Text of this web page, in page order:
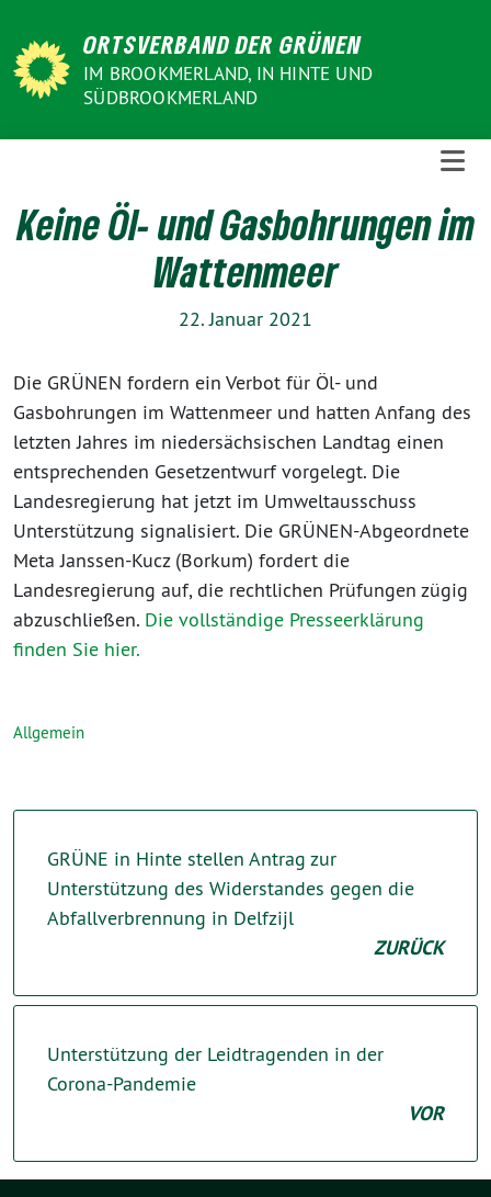
zum
Inhalt
ORTSVERBAND DER GRÜNEN
IM BROOKMERLAND, IN HINTE UND
SÜDBROOKMERLAND
Keine Öl- und Gasbohrungen im
Wattenmeer
22. Januar 2021
Die GRÜNEN fordern ein Verbot für Öl- und
Gasbohrungen im Wattenmeer und hatten Anfang des
letzten Jahres im niedersächsischen Landtag einen
entsprechenden Gesetzentwurf vorgelegt. Die
Landesregierung hat jetzt im Umweltausschuss
Unterstützung signalisiert. Die GRÜNEN-Abgeordnete
Meta Janssen-Kucz (Borkum) fordert die
Landesregierung auf, die rechtlichen Prüfungen zügig
abzuschließen. Die vollständige Presseerklärung
finden Sie hier.
Allgemein
GRÜNE in Hinte stellen Antrag zur
Unterstützung des Widerstandes gegen die
Abfallverbrennung in Delfzijl
ZURÜCK
Unterstützung der Leidtragenden in der
Corona-Pandemie
VOR